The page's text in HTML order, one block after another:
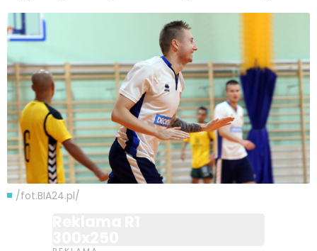
/fot.BIA24.pl/